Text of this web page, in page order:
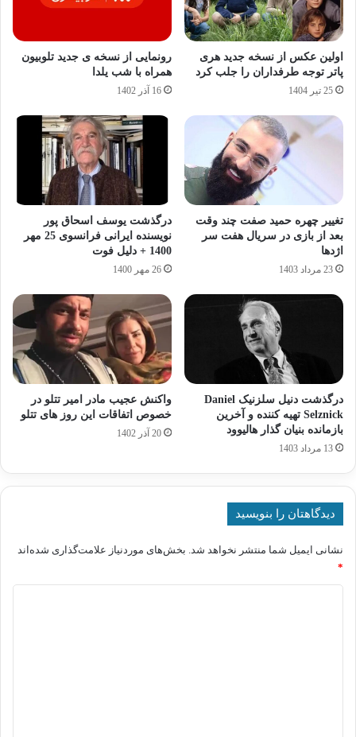
اولین عکس از نسخه جدید هری
پاتر توجه طرفداران را جلب کرد
25 تیر 1404
رونمایی از نسخه ی جدید تلوبیون
همراه با شب یلدا
16 آذر 1402
تغییر چهره حمید صفت چند وقت
بعد از بازی در سریال هفت سر
اژدها
23 مرداد 1403
درگذشت یوسف اسحاق پور
نویسنده ایرانی فرانسوی 25 مهر
1400 + دلیل فوت
26 مهر 1400
درگذشت دنیل سلزنیک Daniel
Selznick تهیه کننده و آخرین
بازمانده بنیان گذار هالیوود
13 مرداد 1403
واکنش عجیب مادر امیر تتلو در
خصوص اتفاقات این روز های تتلو
20 آذر 1402
دیدگاهتان را بنویسید
نشانی ایمیل شما منتشر نخواهد شد. بخش‌های موردنیاز علامت‌گذاری شده‌اند
*